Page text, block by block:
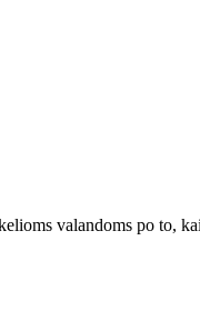
valandoms po to,